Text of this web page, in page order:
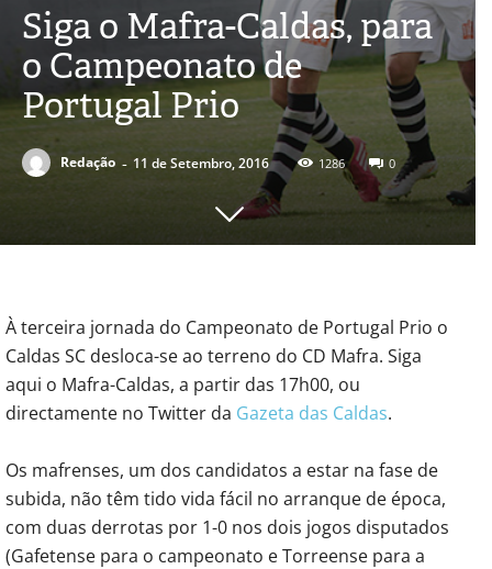
Siga o Mafra-Caldas, para
o Campeonato de
Portugal Prio
Redação - 11 de Setembro, 2016 1286 0
À terceira jornada do Campeonato de Portugal Prio o
Caldas SC desloca-se ao terreno do CD Mafra. Siga
aqui o Mafra-Caldas, a partir das 17h00, ou
directamente no Twitter da Gazeta das Caldas.
Os mafrenses, um dos candidatos a estar na fase de
subida, não têm tido vida fácil no arranque de época,
com duas derrotas por 1-0 nos dois jogos disputados
(Gafetense para o campeonato e Torreense para a